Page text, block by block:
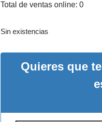
Total de ventas online: 0
Sin existencias
Quieres que